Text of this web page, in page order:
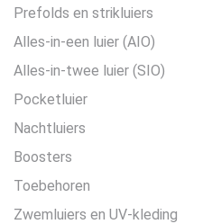
Prefolds en strikluiers
Alles-in-een luier (AIO)
Alles-in-twee luier (SIO)
Pocketluier
Nachtluiers
Boosters
Toebehoren
Zwemluiers en UV-kleding